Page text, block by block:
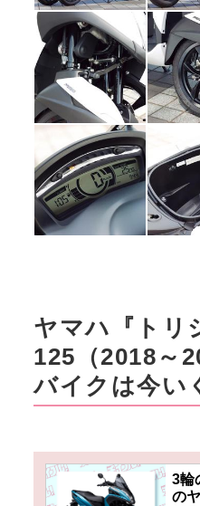
ヤマハ『トリ
125（2018～
バイクは今い
3輪
の